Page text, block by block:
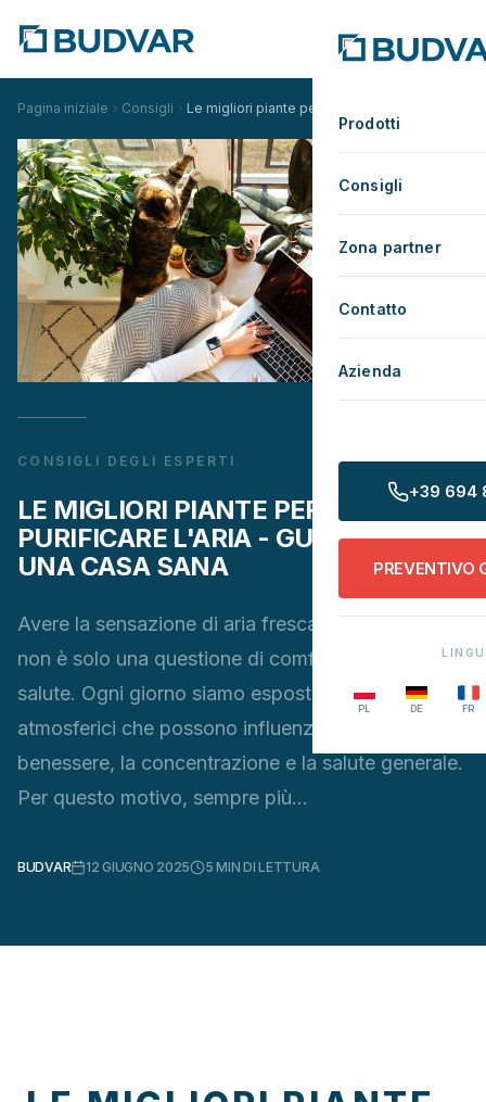
Prodotti
Consigli
Zona partner
Contatto
Azienda
+39 694
PREVENTIVO
PL DE FR
Pagina iniziale Consigli Le migliori piante per purificare l'aria - Guida
CONSIGLI DEGLI ESPERTI
LE MIGLIORI PIANTE PER
PURIFICARE L'ARIA - GUIDA PER
UNA CASA SANA
Avere la sensazione di aria fresca e pulita in casa
non è solo una questione di comfort, ma anche di
salute. Ogni giorno siamo esposti a inquinanti
atmosferici che possono influenzare il nostro
benessere, la concentrazione e la salute generale.
Per questo motivo, sempre più…
BUDVAR 12 GIUGNO 2025 5 MIN DI LETTURA